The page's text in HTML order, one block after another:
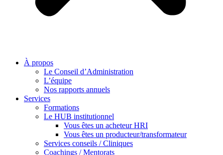
À propos
Le Conseil d’Administration
L’équipe
Nos rapports annuels
Services
Formations
Le HUB institutionnel
Vous êtes un acheteur HRI
Vous êtes un producteur/transformateur
Services conseils / Cliniques
Coachings / Mentorats